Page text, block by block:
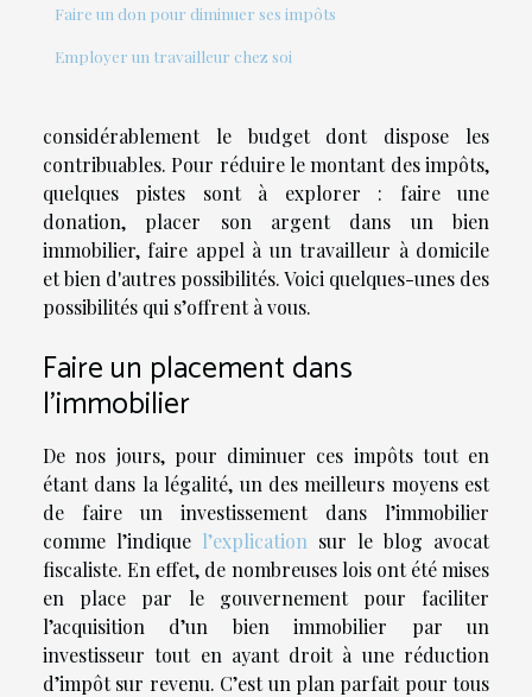
Faire un don pour diminuer ses impôts
Employer un travailleur chez soi
considérablement le budget dont dispose les
contribuables. Pour réduire le montant des impôts,
quelques pistes sont à explorer : faire une
donation, placer son argent dans un bien
immobilier, faire appel à un travailleur à domicile
et bien d'autres possibilités. Voici quelques-unes des
possibilités qui s’offrent à vous.
Faire un placement dans
l’immobilier
De nos jours, pour diminuer ces impôts tout en
étant dans la légalité, un des meilleurs moyens est
de faire un investissement dans l’immobilier
comme l’indique l’explication sur le blog avocat
fiscaliste. En effet, de nombreuses lois ont été mises
en place par le gouvernement pour faciliter
l’acquisition d’un bien immobilier par un
investisseur tout en ayant droit à une réduction
d’impôt sur revenu. C’est un plan parfait pour tous